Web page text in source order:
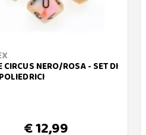
CIRCUS NERO/ROSA - SET DI
€ 12,99